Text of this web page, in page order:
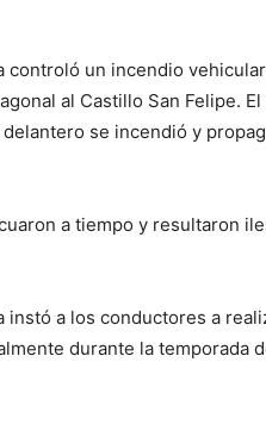
un incendio
al Castillo San Felipe.
se incendió y
a tiempo y resultaron
instó a los conductores a
durante la temporada